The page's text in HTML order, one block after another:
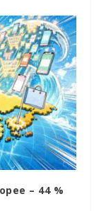
– 44 %